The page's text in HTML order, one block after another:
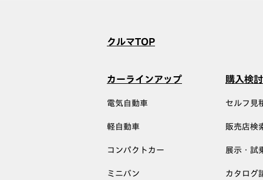
クルマTOP
カーラインアップ
電気自動車
軽自動車
コンパクトカー
ミニバン
購入検
セルフ見
販売店検
展示・試
カタログ